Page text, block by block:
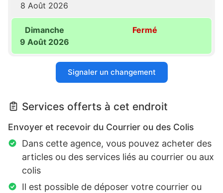
8 Août 2026
Dimanche
9 Août 2026
Fermé
Signaler un changement
Services offerts à cet endroit
Envoyer et recevoir du Courrier ou des Colis
Dans cette agence, vous pouvez acheter des
articles ou des services liés au courrier ou aux
colis
Il est possible de déposer votre courrier ou